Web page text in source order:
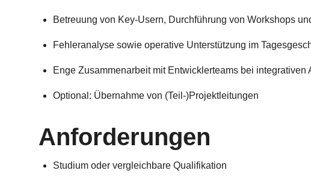
Betreuung von Key-Usern, Durchführung von Workshops
Fehleranalyse sowie operative Unterstützung im
Enge Zusammenarbeit mit Entwicklerteams bei integrativen
Optional: Übernahme von (Teil-)Projektleitungen
Anforderungen
Studium oder vergleichbare Qualifikation